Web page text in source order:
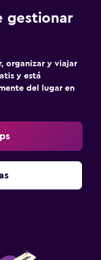
gestionar
organizar y viajar
y está
del lugar en